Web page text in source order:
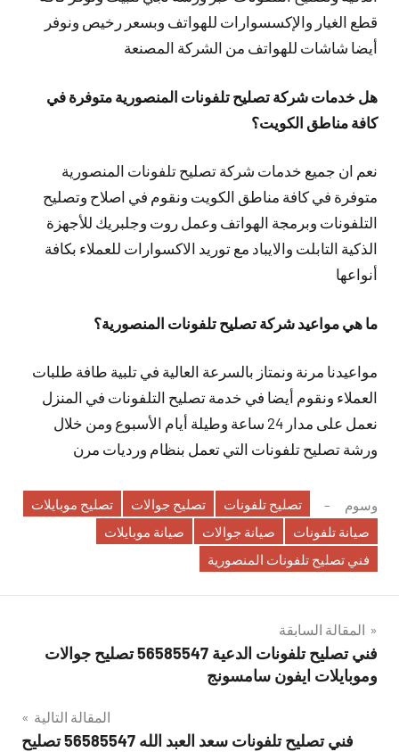
قطع الغيار والإكسسوارات للهواتف وبسعر رخيص ونوفر
أيضا شاشات للهواتف من الشركة المصنعة
هل خدمات شركة تصليح تلفونات المنصورية متوفرة في
كافة مناطق الكويت؟
نعم ان جميع خدمات شركة تصليح تلفونات المنصورية
متوفرة في كافة مناطق الكويت ونقوم في اصلاح وتصليح
التلفونات وبرمجة الهواتف وعمل روت وجلبريك للأجهزة
الذكية التابلت والايباد مع توريد الاكسوارات للعملاء بكافة
أنواعها
ما هي مواعيد شركة تصليح تلفونات المنصورية؟
مواعيدنا مرنة ونمتاز بالسرعة العالية في تلبية طافة طلبات
العملاء ونقوم أيضا في خدمة تصليح التلفونات في المنزل
نعمل على مدار 24 ساعة وطيلة أيام الأسبوع ومن خلال
ورشة تصليح تلفونات التي تعمل بنظام ورديات مرن
وسوم تصليح تلفونات تصليح جوالات
تصليح موبايلات
صيانة تلفونات
صيانة جوالات
صيانة موبايلات
فني تصليح تلفونات المنصورية
تصفّح
المقالات
المقالة السابقة
فني تصليح تلفونات الدعية 56585547 تصليح جوالات
وموبايلات ايفون سامسونج
المقالة التالية
فني تصليح تلفونات سعد العبد الله 56585547 تصليح